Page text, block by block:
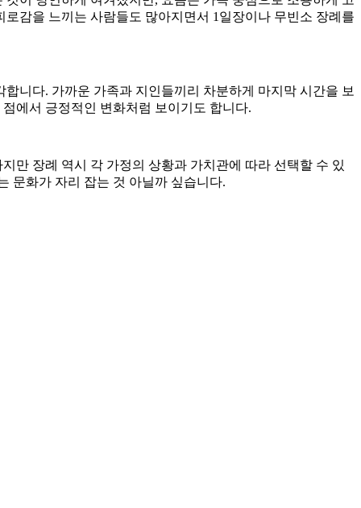
감을 느끼는 사람들도 많아지면서 1일장이나 무빈소 장례를
니다. 가까운 가족과 지인들끼리 차분하게 마지막 시간을 보
에서 긍정적인 변화처럼 보이기도 합니다.
만 장례 역시 각 가정의 상황과 가치관에 따라 선택할 수 있
문화가 자리 잡는 것 아닐까 싶습니다.